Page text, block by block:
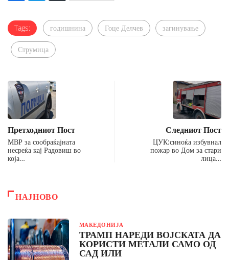
Tags: годишнина Гоце Делчев загинување
Струмица
Претходниот Пост
МВР за сообраќајната
несреќа кај Радовиш во
која…
Следниот Пост
ЦУК:синоќа избувнал
пожар во Дом за стари
лица…
НАЈНОВО
МАКЕДОНИЈА
ТРАМП НАРЕДИ ВОЈСКАТА ДА
КОРИСТИ МЕТАЛИ САМО ОД
САД ИЛИ